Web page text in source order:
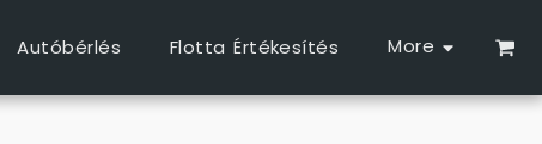
Autóbérlés Flotta Értékesítés More